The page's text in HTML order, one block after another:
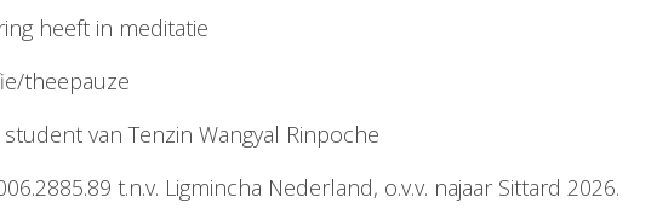
heeft in meditatie
theepauze
van Tenzin Wangyal Rinpoche
t.n.v. Ligmincha Nederland, o.v.v. najaar Sittard 2026.